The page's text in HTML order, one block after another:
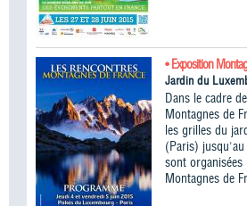
• Exposition
Jardin du
Dans le cadre
Montagnes de
les grilles du
(Paris) jusqu'au
sont organisées
Montagnes de